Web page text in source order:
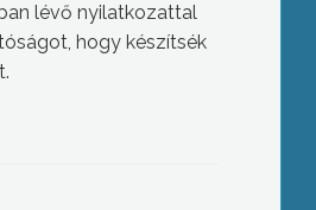
lévő nyilatkozattal
hogy készítsék